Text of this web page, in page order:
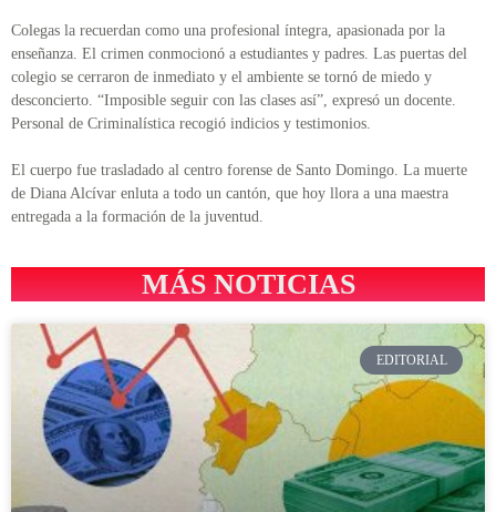
Colegas la recuerdan como una profesional íntegra, apasionada por la
enseñanza. El crimen conmocionó a estudiantes y padres. Las puertas del
colegio se cerraron de inmediato y el ambiente se tornó de miedo y
desconcierto. “Imposible seguir con las clases así”, expresó un docente.
Personal de Criminalística recogió indicios y testimonios.
El cuerpo fue trasladado al centro forense de Santo Domingo. La muerte
de Diana Alcívar enluta a todo un cantón, que hoy llora a una maestra
entregada a la formación de la juventud.
MÁS NOTICIAS
EDITORIAL